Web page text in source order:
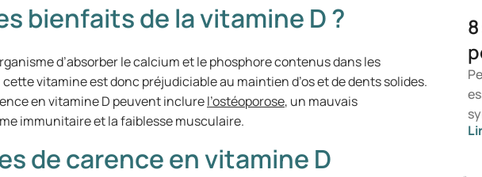
bienfaits de la vitamine D ?
d’absorber le calcium et le phosphore contenus dans les
vitamine est donc préjudiciable au maintien d’os et de dents solides.
en vitamine D peuvent inclurel’ostéoporose, un mauvais
immunitaire et la faiblesse musculaire.
de carence en vitamine D